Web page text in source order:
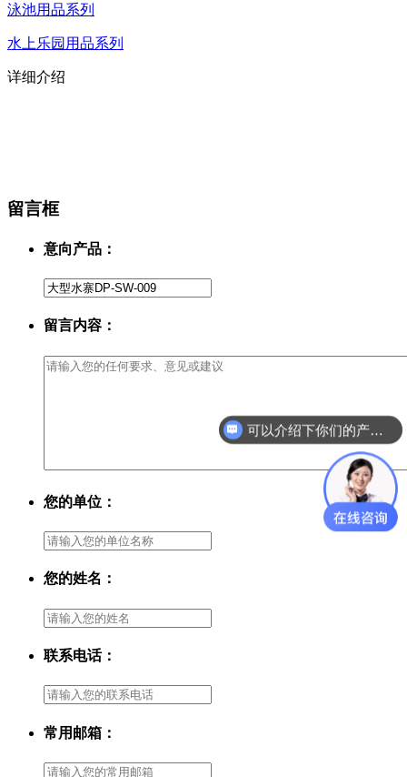
泳池用品系列
水上乐园用品系列
详细介绍
留言框
意向产品：
留言内容：
您的单位：
您的姓名：
联系电话：
常用邮箱：
可以介绍下你们的产品么？